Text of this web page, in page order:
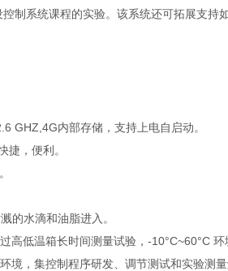
控制系统课程的实验。该系统还可拓展支
GHZ,4G内部存储，支持上电自启动。
捷，便利。
的水滴和油脂进入。
低温箱长时间测量试验，-10°C~60°C 环
境，集控制程序研发、调节测试和实验测